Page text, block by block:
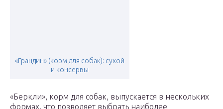
«Грандин» (корм для собак): сухой
и консервы
«Беркли», корм для собак, выпускается в нескольких
формах, что позволяет выбрать наиболее